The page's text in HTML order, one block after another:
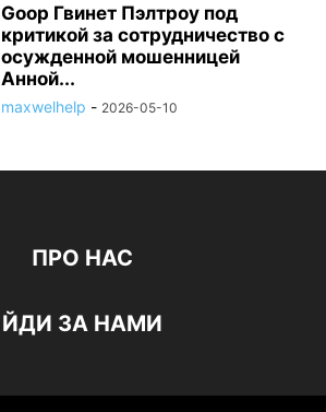
Goop Гвинет Пэлтроу под
критикой за сотрудничество с
осужденной мошенницей
Анной...
maxwelhelp - 2026-05-10
ПРО НАС
ЙДИ ЗА НАМИ